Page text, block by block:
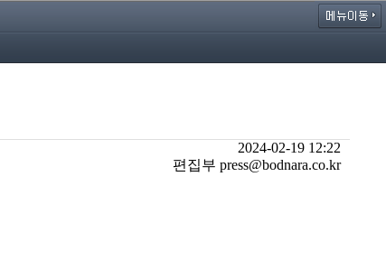
2024-02-19 12:22
편집부 press@bodnara.co.kr